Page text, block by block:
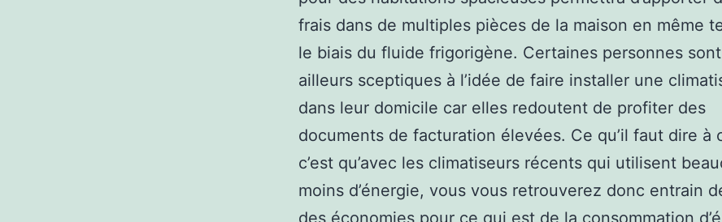
frais dans de multiples pièces de la maison en même
le biais du fluide frigorigène. Certaines personnes
ailleurs sceptiques à l’idée de faire installer une
dans leur domicile car elles redoutent de profiter des
documents de facturation élevées. Ce qu’il faut dire à
c’est qu’avec les climatiseurs récents qui utilisent
moins d’énergie, vous vous retrouverez donc entrain
des économies pour ce qui est de la consommation